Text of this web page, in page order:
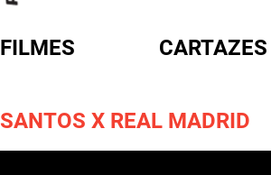
FILMES CARTAZES
SANTOS X REAL MADRID